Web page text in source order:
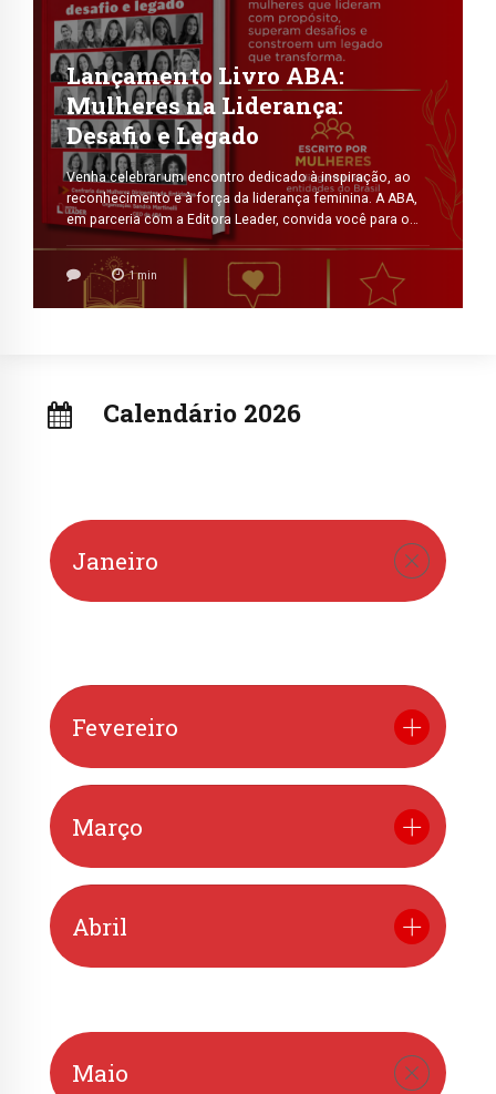
Lançamento Livro ABA:
Mulheres na Liderança:
Desafio e Legado
Venha celebrar um encontro dedicado à inspiração, ao
reconhecimento e à força da liderança feminina. A ABA,
em parceria com a Editora Leader, convida você para o
lançamento do livro “Mulheres na Liderança: Desafio e
Legado”. Reúne histórias, experiências e reflexões de 29
mulheres que transformam desafios em oportunidades,
inspiram novas gerações e constroem um legado por
1min
Calendário 2026
Janeiro
Fevereiro
Março
Abril
Maio